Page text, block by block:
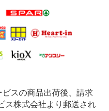
スの商品出荷後、請求
ス株式会社より郵送され